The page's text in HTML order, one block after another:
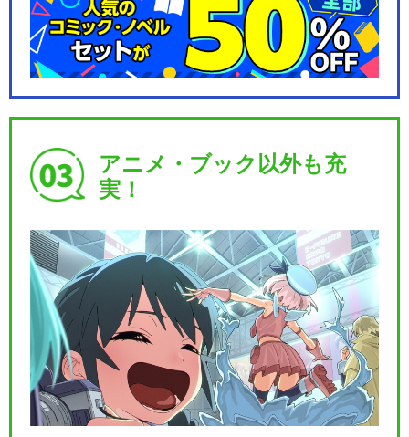
【男性マスター】Fate/Gran
d Orde…
【女性マスター】Fate/Gran
【男性マスター】Fate/Gran
d Orde…
【女性マスター】Fate/Gran
d Orde…
アニメ・ブック以外も充
実！